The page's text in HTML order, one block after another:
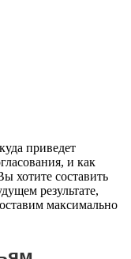
приведет
и как
хотите составить
результате,
максимально